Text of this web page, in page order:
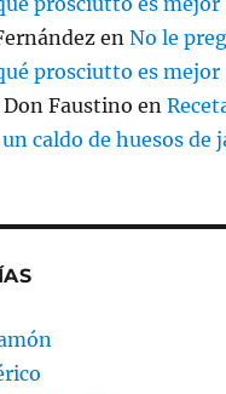
enNo le
prosciutto es mejor
Don Faustino en
caldo de huesos de